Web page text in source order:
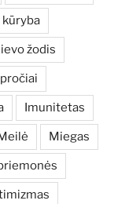
kūryba
žodis
Imunitetas
Miegas